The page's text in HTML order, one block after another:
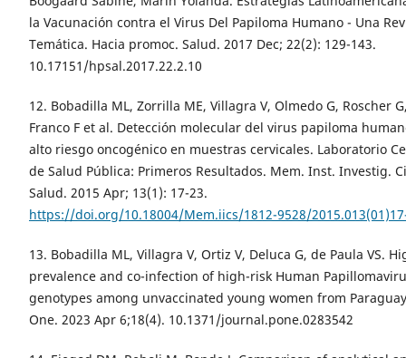
la Vacunación contra el Virus Del Papiloma Humano - Una
Temática. Hacia promoc. Salud. 2017 Dec; 22(2): 129-143.
10.17151/hpsal.2017.22.2.10
12. Bobadilla ML, Zorrilla ME, Villagra V, Olmedo G, Roscher
Franco F et al. Detección molecular del virus papiloma
alto riesgo oncogénico en muestras cervicales. Laboratorio
de Salud Pública: Primeros Resultados. Mem. Inst. Investig.
Salud. 2015 Apr; 13(1): 17-23.
https://doi.org/10.18004/Mem.iics/1812-9528/
13. Bobadilla ML, Villagra V, Ortiz V, Deluca G, de Paula VS.
prevalence and co-infection of high-risk Human
genotypes among unvaccinated young women from
One. 2023 Apr 6;18(4). 10.1371/journal.pone.0283542